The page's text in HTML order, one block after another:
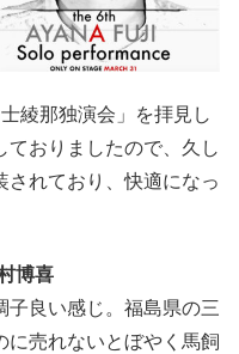
綾那独演会」を拝見し
ておりましたので、久し
されており、快適になっ
博喜
子良い感じ。福島県の三
に売れないとぼやく馬飼